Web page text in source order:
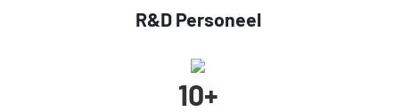
R&D Personeel
10+